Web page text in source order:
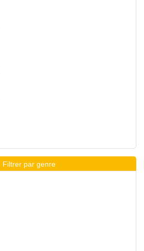
Filtrer par genre